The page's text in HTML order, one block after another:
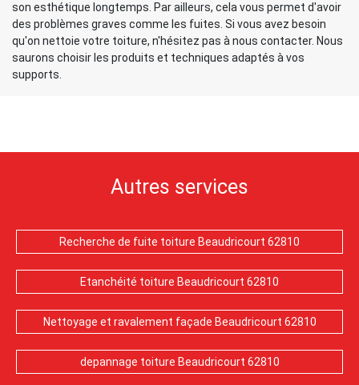
son esthétique longtemps. Par ailleurs, cela vous permet d'avoir
des problèmes graves comme les fuites. Si vous avez besoin
qu'on nettoie votre toiture, n'hésitez pas à nous contacter. Nous
saurons choisir les produits et techniques adaptés à vos
supports.
Autres services
Recherche de fuite toiture Beaudricourt 62810
Etanchéité toiture Beaudricourt 62810
Nettoyage et ravalement façade Beaudricourt 62810
depannage toiture Beaudricourt 62810